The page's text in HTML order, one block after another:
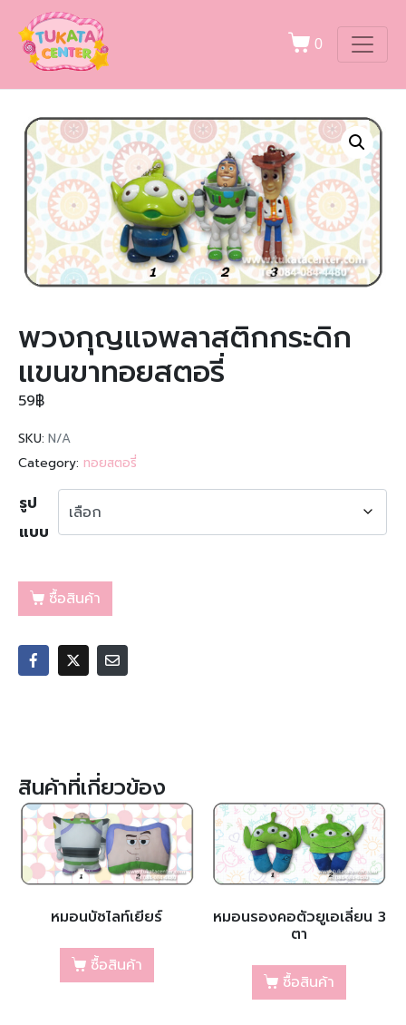
0
พวงกุญแจพลาสติกกระดิก
แขนขาทอยสตอรี่
59฿
SKU: N/A
Category: ทอยสตอรี่
รูป
แบบ
ซื้อสินค้า
สินค้าที่เกี่ยวข้อง
หมอนบัซไลท์เยียร์
ซื้อสินค้า
หมอนรองคอตัวยูเอเลี่ยน 3
ตา
ซื้อสินค้า